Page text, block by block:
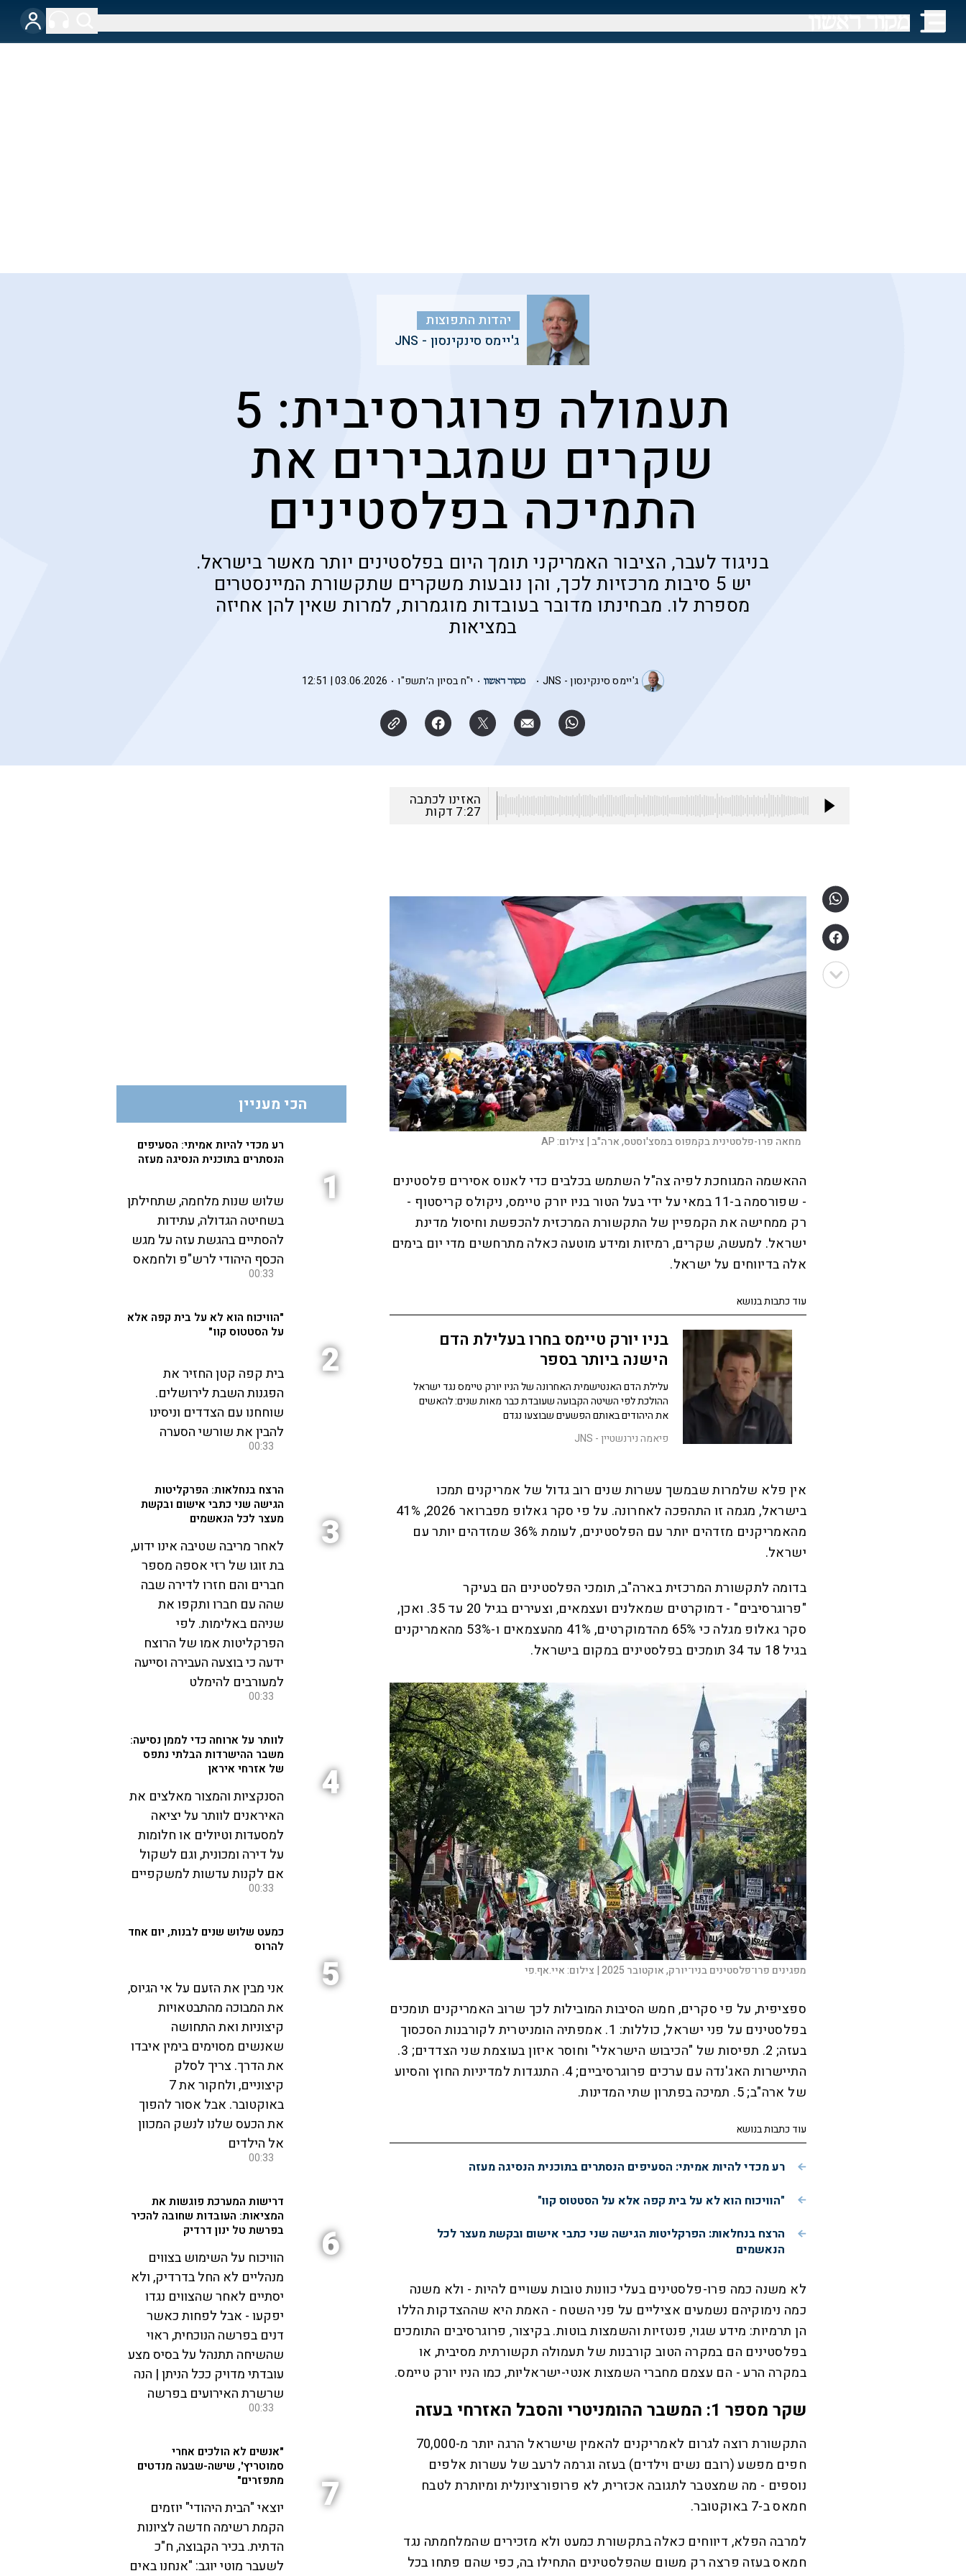
יהדות התפוצות
ג'יימס סינקינסון - JNS
תעמולה פרוגרסיבית: 5
שקרים שמגבירים את
התמיכה בפלסטינים
בניגוד לעבר, הציבור האמריקני תומך היום בפלסטינים יותר מאשר בישראל.
יש 5 סיבות מרכזיות לכך, והן נובעות משקרים שתקשורת המיינסטרים
מספרת לו. מבחינתו מדובר בעובדות מוגמרות, למרות שאין להן אחיזה
במציאות
ג'יימס סינקינסון - JNS י"ח בסיון ה׳תשפ"ו 03.06.2026 | 12:51
האזינו לכתבה
7:27 דקות
מחאה פרו-פלסטינית בקמפוס במסצ'וסטס, ארה"ב | צילום:AP
ההאשמה המגוחכת לפיה צה"ל השתמש בכלבים כדי לאנוס אסירים פלסטינים
- שפורסמה ב-11 במאי על ידי בעל הטור בניו יורק טיימס, ניקולס קריסטוף -
רק ממחישה את הקמפיין של התקשורת המרכזית להכפשת וחיסול מדינת
ישראל. למעשה, שקרים, רמיזות ומידע מוטעה כאלה מתרחשים מדי יום בימים
אלה בדיווחים על ישראל.
עוד כתבות בנושא
בניו יורק טיימס בחרו בעלילת הדם
הישנה ביותר בספר
עלילת הדם האנטישמית האחרונה של הניו יורק טיימס נגד ישראל
ההולכת לפי השיטה הקבועה שעובדת כבר מאות שנים: להאשים
את היהודים באותם הפשעים שבוצעו נגדם
פיאמה נירנשטיין - JNS
אין פלא שלמרות שבמשך עשרות שנים רוב גדול של אמריקנים תמכו
בישראל, מגמה זו התהפכה לאחרונה. על פי סקר גאלופ מפברואר 2026, 41%
מהאמריקנים מזדהים יותר עם הפלסטינים, לעומת 36% שמזדהים יותר עם
ישראל.
בדומה לתקשורת המרכזית בארה"ב, תומכי הפלסטינים הם בעיקר
"פרוגרסיבים" - דמוקרטים שמאלנים ועצמאים, וצעירים בגיל 20 עד 35. ואכן,
סקר גאלופ מגלה כי 65% מהדמוקרטים, 41% מהעצמאים ו-53% מהאמריקנים
בגיל 18 עד 34 תומכים בפלסטינים במקום בישראל.
מפגינים פרו־פלסטינים בניו־יורק, אוקטובר 2025 | צילום:איי.אף.פי
ספציפית, על פי סקרים, חמש הסיבות המובילות לכך שרוב האמריקנים תומכים
בפלסטינים על פני ישראל, כוללות: 1. אמפתיה הומניטרית לקורבנות הסכסוך
בעזה; 2. תפיסות של "הכיבוש הישראלי" וחוסר איזון בעוצמת שני הצדדים; 3.
התיישרות האג'נדה עם ערכים פרוגרסיביים; 4. התנגדות למדיניות החוץ והסיוע
של ארה"ב; 5. תמיכה בפתרון שתי המדינות.
עוד כתבות בנושא
רע מכדי להיות אמיתי: הסעיפים הנסתרים בתוכנית הנסיגה מעזה
"הוויכוח הוא לא על בית קפה אלא על הסטטוס קוו"
הרצח בנחלאות: הפרקליטות הגישה שני כתבי אישום ובקשת מעצר לכל
הנאשמים
לא משנה כמה פרו-פלסטינים בעלי כוונות טובות עשויים להיות - ולא משנה
כמה נימוקיהם נשמעים אציליים על פני השטח - האמת היא שההצדקות הללו
הן תרמיות: מידע שגוי, פנטזיות והשמצות בוטות. בקיצור, פרוגרסיבים התומכים
בפלסטינים הם במקרה הטוב קורבנות של תעמולה תקשורתית מסיבית, או
במקרה הרע - הם עצמם מחברי השמצות אנטי-ישראליות, כמו הניו יורק טיימס.
שקר מספר 1: המשבר ההומניטרי והסבל האזרחי בעזה
התקשורת רוצה לגרום לאמריקנים להאמין שישראל הרגה יותר מ-70,000
חפים מפשע (רובם נשים וילדים) בעזה וגרמה לרעב של עשרות אלפים
נוספים - מה שמצטבר לתגובה אכזרית, לא פרופורציונלית ומיותרת לטבח
חמאס ב-7 באוקטובר.
למרבה הפלא, דיווחים כאלה בתקשורת כמעט ולא מזכירים שהמלחמתה נגד
חמאס בעזה פרצה רק משום שהפלסטינים התחילו בה, כפי שהם פתחו בכל
הכי מעניין
1
רע מכדי להיות אמיתי: הסעיפים
הנסתרים בתוכנית הנסיגה מעזה
שלוש שנות מלחמה, שתחילתן
בשחיטה הגדולה, עתידות
להסתיים בהגשת עזה על מגש
הכסף היהודי לרש"פ ולחמאס
00:33
2
"הוויכוח הוא לא על בית קפה אלא
על הסטטוס קוו"
בית קפה קטן החזיר את
הפגנות השבת לירושלים.
שוחחנו עם הצדדים וניסינו
להבין את שורשי הסערה
00:33
3
הרצח בנחלאות: הפרקליטות
הגישה שני כתבי אישום ובקשת
מעצר לכל הנאשמים
לאחר מריבה שטיבה אינו ידוע,
בת זוגו של רזי אספה מספר
חברים והם חזרו לדירה שבה
שהה עם חברו ותקפו את
שניהם באלימות. לפי
הפרקליטות אמו של הרוצח
ידעה כי בוצעה העבירה וסייעה
למעורבים להימלט
00:33
4
לוותר על ארוחה כדי לממן נסיעה:
משבר ההישרדות הבלתי נתפס
של אזרחי איראן
הסנקציות והמצור מאלצים את
האיראנים לוותר על יציאה
למסעדות וטיולים או חלומות
על דירה ומכונית, וגם לשקול
אם לקנות עדשות למשקפיים
00:33
5
כמעט שלוש שנים לבנות, יום אחד
להרוס
אני מבין את הזעם על אי הגיוס,
את המבוכה מהתבטאויות
קיצוניות ואת התחושה
שאנשים מסוימים בימין איבדו
את הדרך. צריך לסלק
קיצוניים, ולחקור את 7
באוקטובר. אבל אסור להפוך
את הכעס שלנו לנשק המכוון
אל הילדים
00:33
6
דרישות המערכת פוגשות את
המציאות: העובדות שחובה להכיר
בפרשת טל ינון דרדיק
הוויכוח על השימוש בצווים
מנהליים לא החל בדרדיק, ולא
יסתיים לאחר שהצווים נגדו
יפקעו - אבל לפחות כאשר
דנים בפרשה הנוכחית, ראוי
שהשיחה תתנהל על בסיס מצע
עובדתי מדויק ככל הניתן | הנה
שרשרת האירועים בפרשה
00:33
7
"אנשים לא הולכים אחרי
סמוטריץ', שישה-שבעה מנדטים
מתפזרים"
יוצאי "הבית היהודי" יוזמים
הקמת רשימה חדשה לציונות
הדתית. בכיר הקבוצה, ח"כ
לשעבר מוטי יוגב: "אנחנו באים